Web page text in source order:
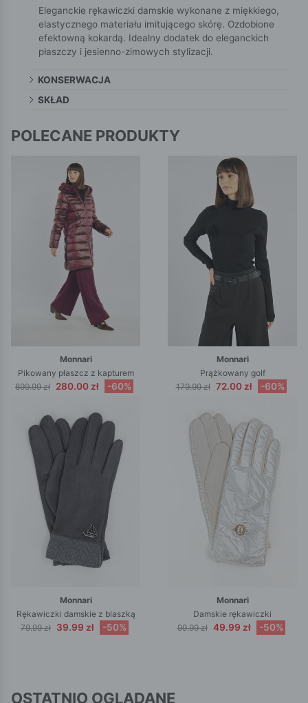
Eleganckie rękawiczki damskie wykonane z miękkiego,
elastycznego materiału imitującego skórę. Ozdobione
efektowną kokardą. Idealny dodatek do eleganckich
płaszczy i jesienno-zimowych stylizacji.
KONSERWACJA
SKŁAD
POLECANE PRODUKTY
Monnari
Pikowany płaszcz z kapturem
699.99 zł 280.00 zł -60%
Monnari
Prążkowany golf
179.99 zł 72.00 zł -60%
Monnari
Rękawiczki damskie z blaszką
79.99 zł
39.99 zł -50%
Monnari
Damskie rękawiczki
99.99 zł 49.99 zł -50%
OSTATNIO OGLĄDANE